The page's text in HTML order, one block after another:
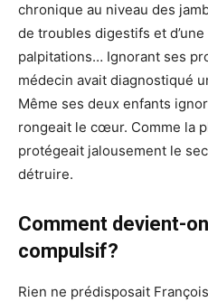
chronique au niveau des
de troubles digestifs et
palpitations… Ignorant ses
médecin avait diagnostiqué
Même ses deux enfants
rongeait le cœur. Comme la
protégeait jalousement le
détruire.
Comment devient-
compulsif?
Rien ne prédisposait